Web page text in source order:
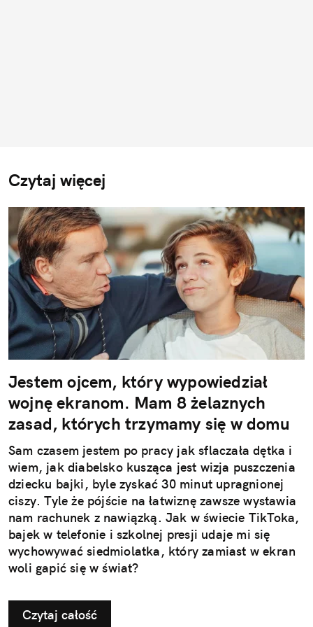
Czytaj więcej
Jestem ojcem, który wypowiedział
wojnę ekranom. Mam 8 żelaznych
zasad, których trzymamy się w domu
Sam czasem jestem po pracy jak sflaczała dętka i
wiem, jak diabelsko kusząca jest wizja puszczenia
dziecku bajki, byle zyskać 30 minut upragnionej
ciszy. Tyle że pójście na łatwiznę zawsze wystawia
nam rachunek z nawiązką. Jak w świecie TikToka,
bajek w telefonie i szkolnej presji udaje mi się
wychowywać siedmiolatka, który zamiast w ekran
woli gapić się w świat?
Czytaj całość